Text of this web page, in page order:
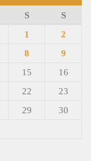
S
S
1
2
8
9
15
16
22
23
29
30